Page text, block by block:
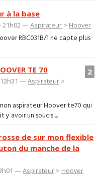
à la base
21h02 —Aspirateur > Hoover
RBC031B/1 ne capte plus
2
TE 70
12h31 —Aspirateur >
aspirateur Hoover te70 qui
y avoir un soucis ...
de sur mon flexible
du manche de la
—Aspirateur > Hoover